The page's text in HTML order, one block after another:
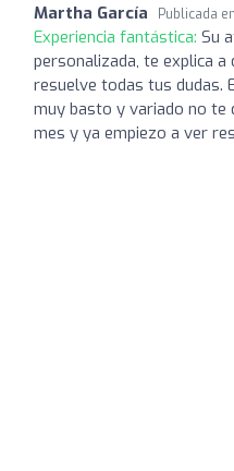
Martha García Publicada en
Experiencia fantástica: Su
personalizada, te explica a
resuelve todas tus dudas.
muy basto y variado no te
mes y ya empiezo a ver